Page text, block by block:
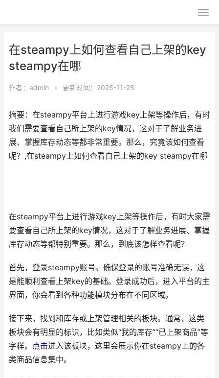
在steampy上如何查看自己上架的key
steampy在哪
作者： admin • 更新时间：2025-11-25
摘要：在steampy平台上进行游戏key上架等操作后，有时
我们需要查看自己所上架的key情况，这对于了解业务进
展、掌握库存动态等都非常重要。那么，究竟该如何查看
呢？,在steampy上如何查看自己上架的key steampy在哪
在steampy平台上进行游戏key上架等操作后，有时大家需
要查看自己所上架的key情况，这对于了解业务进展、掌握
库存动态等都特别重要。那么，到底该怎样查看呢？
首先，登录steampy账号。确保登录的账号准确无误，这
是能顺利查看上架key的基础。登录成功后，进入平台的主
界面，你会看到各种功能模块分布在不同区域。
接下来，找到和库存或上架管理相关的板块。通常，这类
板块会有明显的标识，比如类似“我的库存”“已上架商品”等
字样。
点击进入该板块，这里会展示你在steampy上的各
类商品信息集中。